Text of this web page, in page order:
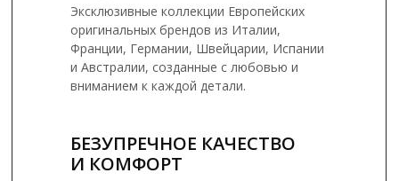
Эксклюзивные коллекции Европейских
оригинальных брендов из Италии,
Франции, Германии, Швейцарии, Испании
и Австралии, созданные с любовью и
вниманием к каждой детали.
БЕЗУПРЕЧНОЕ КАЧЕСТВО
И КОМФОРТ